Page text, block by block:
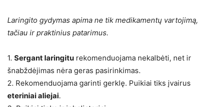
Laringito gydymas apima ne tik medikamentų vartojimą,
tačiau ir praktinius patarimus.
1. Sergant laringitu rekomenduojama nekalbėti, net ir
šnabždėjimas nėra geras pasirinkimas.
2. Rekomenduojama garinti gerklę. Puikiai tiks įvairus
eteriniai aliejai.